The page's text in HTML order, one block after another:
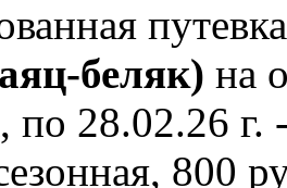
беляк) на
по 28.02.26
800